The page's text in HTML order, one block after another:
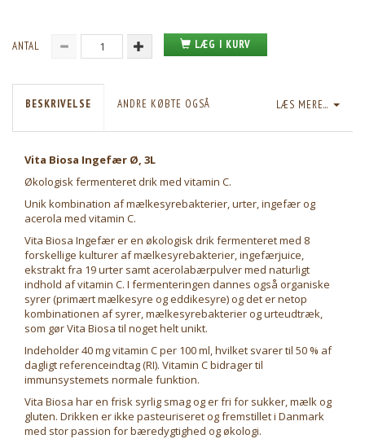
ANTAL LÆG I KURV
LÆS MERE...
BESKRIVELSE ANDRE KØBTE OGSÅ
Vita Biosa Ingefær Ø, 3L
Økologisk fermenteret drik med vitamin C.
Unik kombination af mælkesyrebakterier, urter, ingefær og
acerola med vitamin C.
Vita Biosa Ingefær er en økologisk drik fermenteret med 8
forskellige kulturer af mælkesyrebakterier, ingefærjuice,
ekstrakt fra 19 urter samt acerolabærpulver med naturligt
indhold af vitamin C. I fermenteringen dannes også organiske
syrer (primært mælkesyre og eddikesyre) og det er netop
kombinationen af syrer, mælkesyrebakterier og urteudtræk,
som gør Vita Biosa til noget helt unikt.
Indeholder 40 mg vitamin C per 100 ml, hvilket svarer til 50 % af
dagligt referenceindtag (RI). Vitamin C bidrager til
immunsystemets normale funktion.
Vita Biosa har en frisk syrlig smag og er fri for sukker, mælk og
gluten. Drikken er ikke pasteuriseret og fremstillet i Danmark
med stor passion for bæredygtighed og økologi.